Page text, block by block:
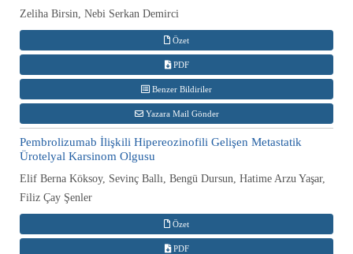
Zeliha Birsin, Nebi Serkan Demirci
Özet
PDF
Benzer Bildiriler
Yazara Mail Gönder
Pembrolizumab İlişkili Hipereozinofili Gelişen Metastatik
Ürotelyal Karsinom Olgusu
Elif Berna Köksoy, Sevinç Ballı, Bengü Dursun, Hatime Arzu Yaşar,
Filiz Çay Şenler
Özet
PDF